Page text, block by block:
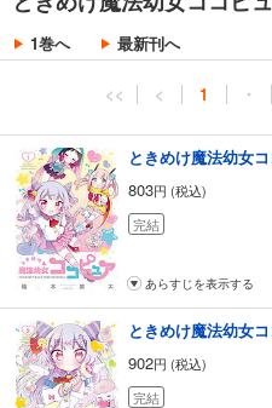
1巻へ 最新刊へ
<< < 1 ・
803円 (税込)
完結
あらすじを表示する
ときめけ魔法幼女
902円 (税込)
完結